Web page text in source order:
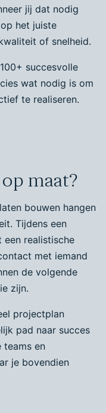
jij dat nodig
het juiste
of snelheid.
succesvolle
wat nodig is om
te realiseren.
maat?
bouwen hangen
Tijdens een
realistische
met iemand
de volgende
zijn.
projectplan
pad naar succes
teams en
je bovendien